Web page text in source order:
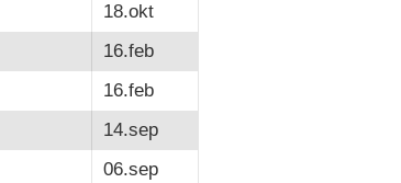
18.okt
16.feb
16.feb
14.sep
06.sep